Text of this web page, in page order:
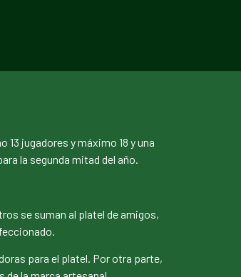
jugadores y máximo 18 y una
la segunda mitad del año.
se suman al platel de amigos,
para el platel. Por otra parte,